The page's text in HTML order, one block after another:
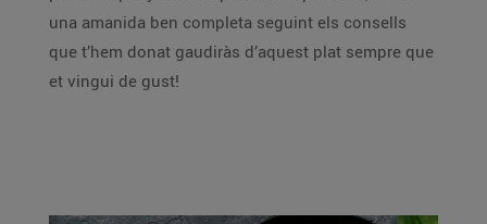
una amanida ben completa seguint els consells
que t’hem donat gaudiràs d’aquest plat sempre que
et vingui de gust!